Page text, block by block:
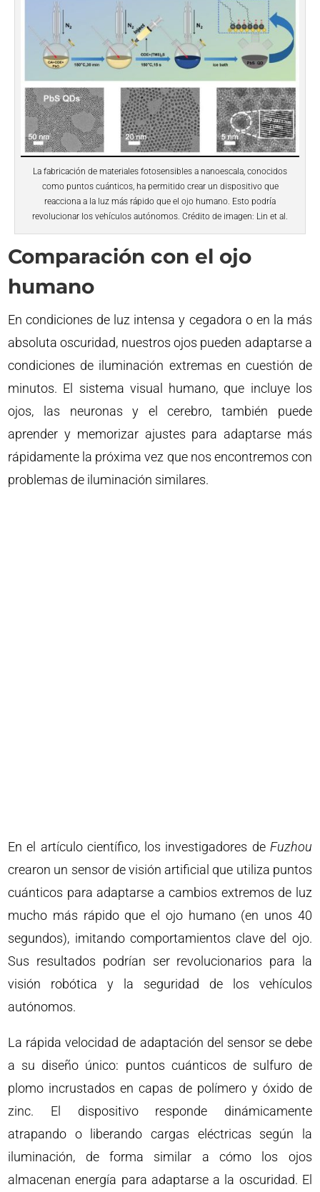
La fabricación de materiales fotosensibles a nanoescala, conocidos
como puntos cuánticos, ha permitido crear un dispositivo que
reacciona a la luz más rápido que el ojo humano. Esto podría
revolucionar los vehículos autónomos. Crédito de imagen: Lin et al.
Comparación con el ojo
humano
En condiciones de luz intensa y cegadora o en la más
absoluta oscuridad, nuestros ojos pueden adaptarse a
condiciones de iluminación extremas en cuestión de
minutos. El sistema visual humano, que incluye los
ojos, las neuronas y el cerebro, también puede
aprender y memorizar ajustes para adaptarse más
rápidamente la próxima vez que nos encontremos con
problemas de iluminación similares.
En el artículo científico, los investigadores de Fuzhou
crearon un sensor de visión artificial que utiliza puntos
cuánticos para adaptarse a cambios extremos de luz
mucho más rápido que el ojo humano (en unos 40
segundos), imitando comportamientos clave del ojo.
Sus resultados podrían ser revolucionarios para la
visión robótica y la seguridad de los vehículos
autónomos.
La rápida velocidad de adaptación del sensor se debe
a su diseño único: puntos cuánticos de sulfuro de
plomo incrustados en capas de polímero y óxido de
zinc. El dispositivo responde dinámicamente
atrapando o liberando cargas eléctricas según la
iluminación, de forma similar a cómo los ojos
almacenan energía para adaptarse a la oscuridad. El